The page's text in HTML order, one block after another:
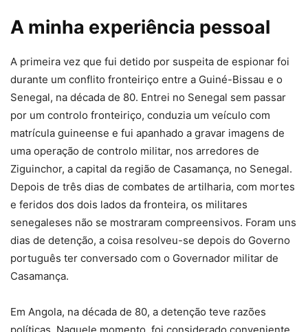
A minha experiência pessoal
A primeira vez que fui detido por suspeita de espionar foi
durante um conflito fronteiriço entre a Guiné-Bissau e o
Senegal, na década de 80. Entrei no Senegal sem passar
por um controlo fronteiriço, conduzia um veículo com
matrícula guineense e fui apanhado a gravar imagens de
uma operação de controlo militar, nos arredores de
Ziguinchor, a capital da região de Casamança, no Senegal.
Depois de três dias de combates de artilharia, com mortes
e feridos dos dois lados da fronteira, os militares
senegaleses não se mostraram compreensivos. Foram uns
dias de detenção, a coisa resolveu-se depois do Governo
português ter conversado com o Governador militar de
Casamança.
Em Angola, na década de 80, a detenção teve razões